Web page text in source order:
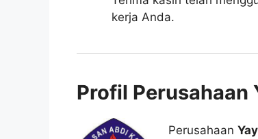
kerja Anda.
Profil Perusahaan
Perusahaan